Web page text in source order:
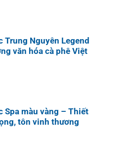
Trung Nguyên Legend
văn hóa cà phê Việt
Spa màu vàng – Thiết
tôn vinh thương